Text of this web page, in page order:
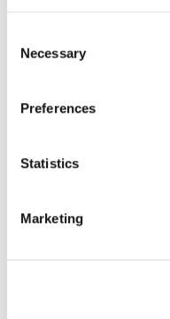
Selection
Necessary
Preferences
Statistics
Marketing
Oyj:n vuonna 2022